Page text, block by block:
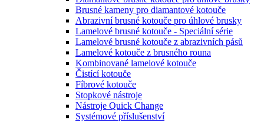
Brusné kameny pro diamantové kotouče
Abrazivní brusné kotouče pro úhlové brusky
Lamelové brusné kotouče - Speciální série
Lamelové brusné kotouče z abrazivních pásů
Lamelové kotouče z brusného rouna
Kombinované lamelové kotouče
Čistící kotouče
Fíbrové kotouče
Stopkové nástroje
Nástroje Quick Change
Systémové příslušenství